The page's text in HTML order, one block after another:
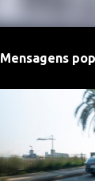
Mensagens